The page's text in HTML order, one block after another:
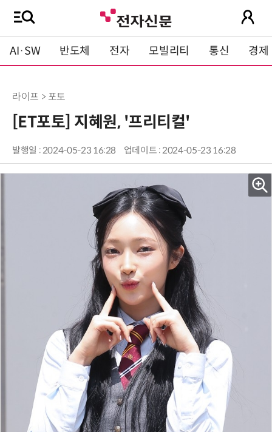
AI·SW 반도체 전자 모빌리티 통신 경제
라이프 > 포토
[ET포토] 지혜원, '프리티컬'
발행일 : 2024-05-23 16:28 업데이트 : 2024-05-23 16:28